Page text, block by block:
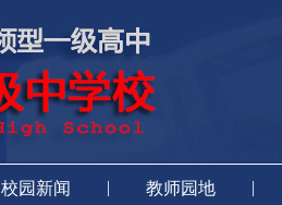
校园新闻 | 教师园地 |